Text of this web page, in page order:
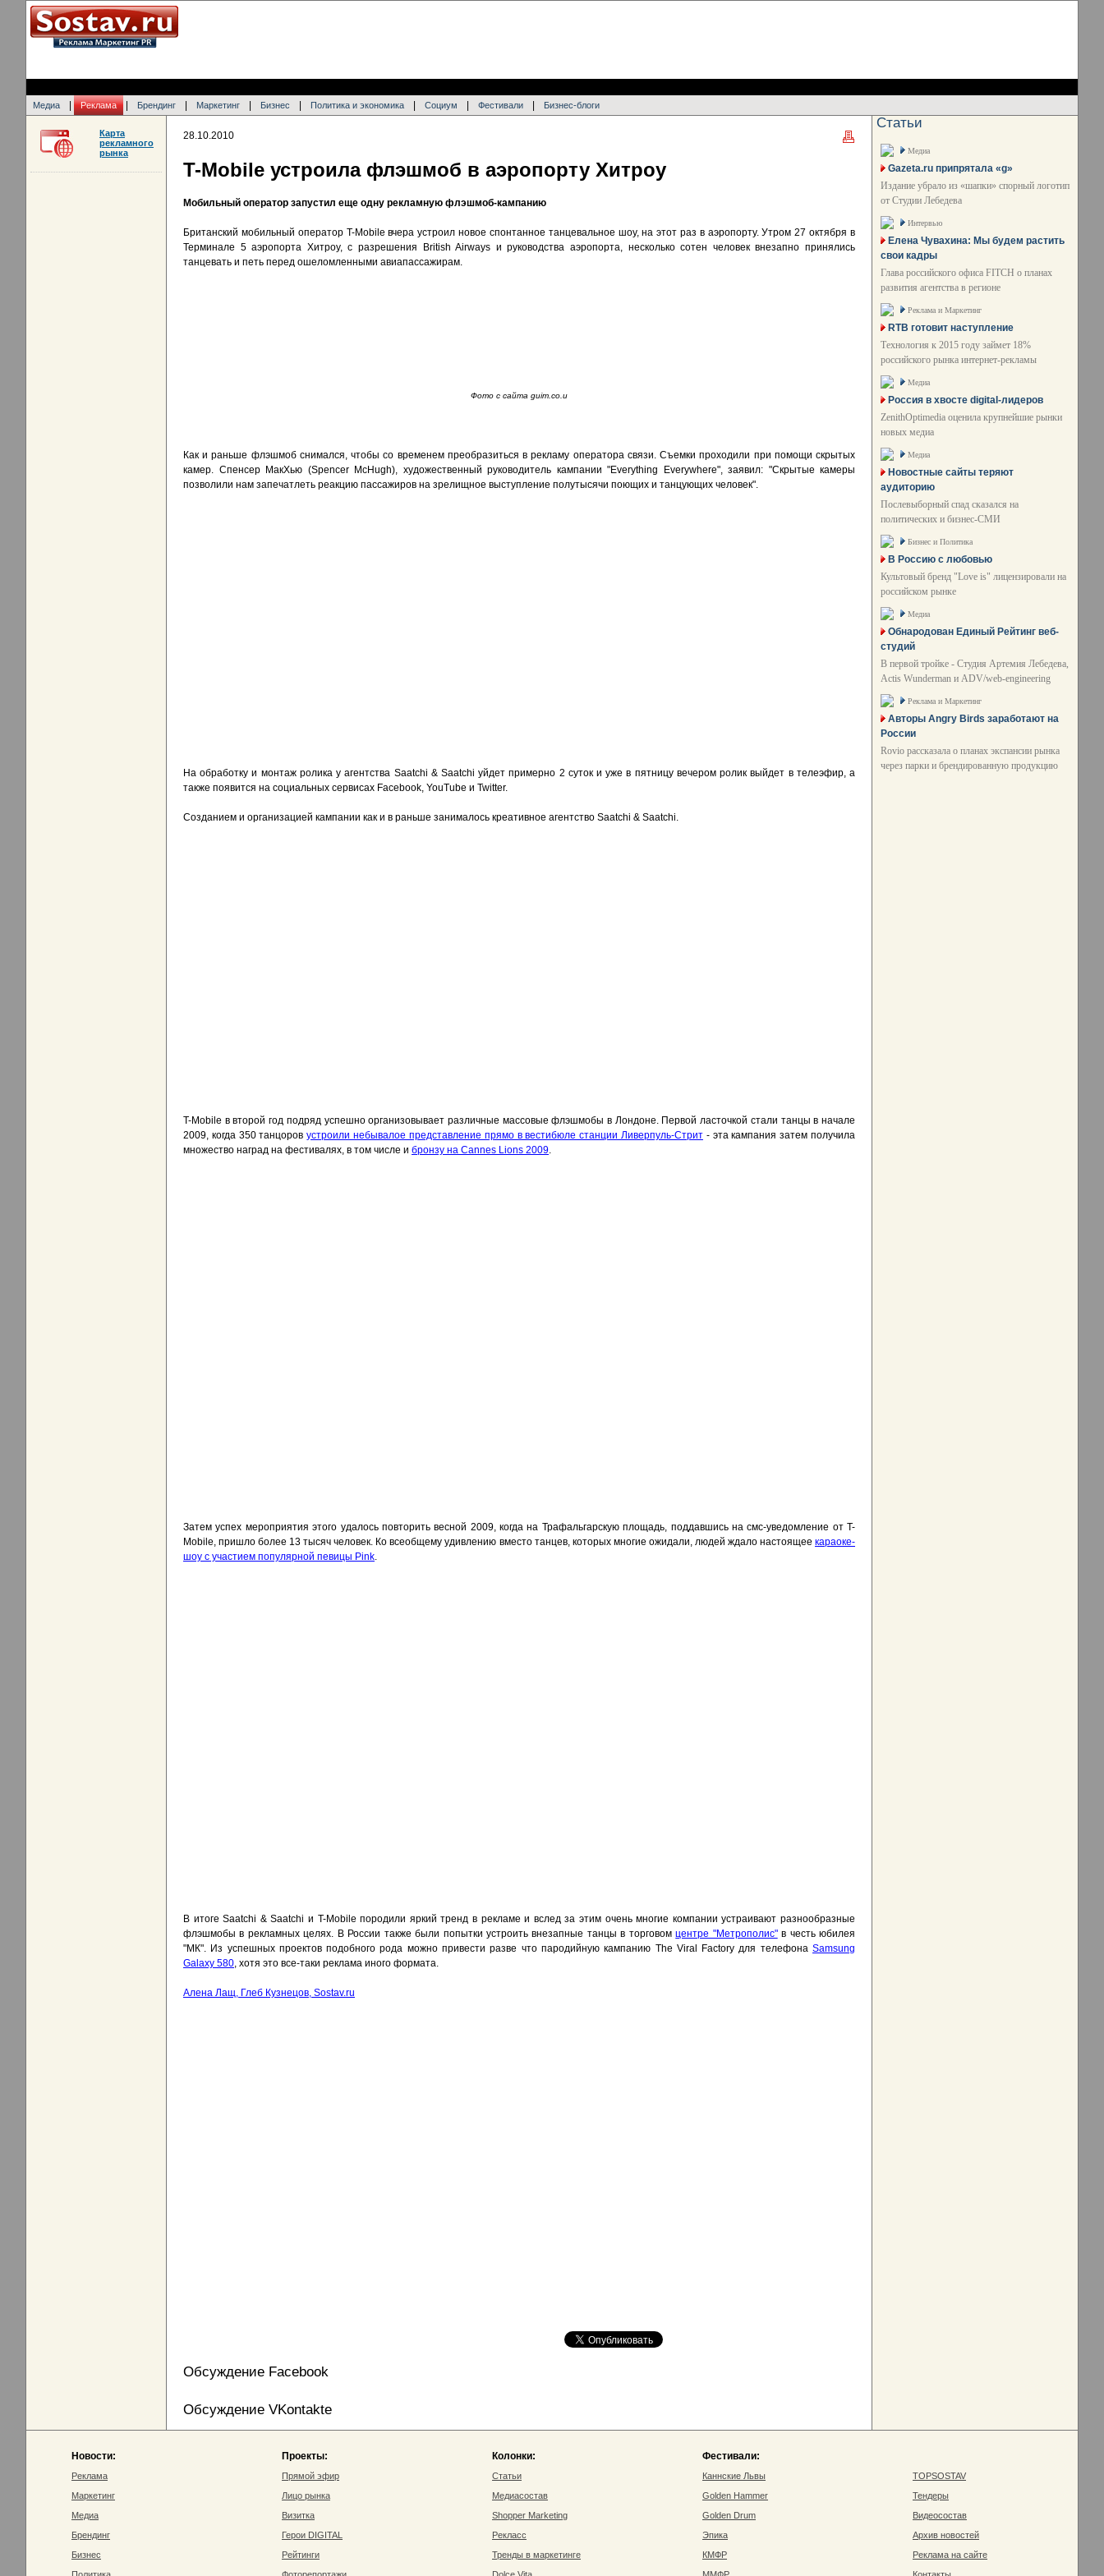
Медиа Реклама Брендинг Маркетинг Бизнес Политика и экономика Социум Фестивали Бизнес-блоги
28.10.2010
T-Mobile устроила флэшмоб в аэропорту Хитроу
Мобильный оператор запустил еще одну рекламную флэшмоб-кампанию
Британский мобильный оператор T-Mobile вчера устроил новое спонтанное танцевальное шоу, на этот раз в аэропорту. Утром 27 октября в
Терминале 5 аэропорта Хитроу, с разрешения British Airways и руководства аэропорта, несколько сотен человек внезапно принялись
танцевать и петь перед ошеломленными авиапассажирам.
Фото с сайта guim.co.u
Как и раньше флэшмоб снимался, чтобы со временем преобразиться в рекламу оператора связи. Съемки проходили при помощи скрытых
камер. Спенсер МакХью (Spencer McHugh), художественный руководитель кампании "Everything Everywhere", заявил: "Скрытые камеры
позволили нам запечатлеть реакцию пассажиров на зрелищное выступление полутысячи поющих и танцующих человек".
На обработку и монтаж ролика у агентства Saatchi & Saatchi уйдет примерно 2 суток и уже в пятницу вечером ролик выйдет в телеэфир, а
также появится на социальных сервисах Facebook, YouTube и Twitter.
Созданием и организацией кампании как и в раньше занималось креативное агентство Saatchi & Saatchi.
T-Mobile в второй год подряд успешно организовывает различные массовые флэшмобы в Лондоне. Первой ласточкой стали танцы в начале
2009, когда 350 танцоровустроили небывалое представление прямо в вестибюле станции Ливерпуль-Стрит- эта кампания затем получила
множество наград на фестивалях, в том числе и бронзу на Cannes Lions 2009.
Затем успех мероприятия этого удалось повторить весной 2009, когда на Трафальгарскую площадь, поддавшись на смс-уведомление от T-
Mobile, пришло более 13 тысяч человек. Ко всеобщему удивлению вместо танцев, которых многие ожидали, людей ждало настоящее караоке-
шоу с участием популярной певицы Pink.
В итоге Saatchi & Saatchi и T-Mobile породили яркий тренд в рекламе и вслед за этим очень многие компании устраивают разнообразные
флэшмобы в рекламных целях. В России также были попытки устроить внезапные танцы в торговомцентре "Метрополис"в честь юбилея
"МК". Из успешных проектов подобного рода можно привести разве что пародийную кампанию The Viral Factory для телефона Samsung
Galaxy 580, хотя это все-таки реклама иного формата.
Алена Лащ, Глеб Кузнецов, Sostav.ru
Обсуждение Facebook
Обсуждение VKontakte
Карта
рекламного
рынка
Статьи
Медиа
Gazeta.ru припрятала «g»
Издание убрало из «шапки» спорный логотип
от Студии Лебедева
Интервью
Елена Чувахина: Мы будем растить
свои кадры
Глава российского офиса FITCH о планах
развития агентства в регионе
Реклама и Маркетинг
RTB готовит наступление
Технология к 2015 году займет 18%
российского рынка интернет-рекламы
Медиа
Россия в хвосте digital-лидеров
ZenithOptimedia оценила крупнейшие рынки
новых медиа
Медиа
Новостные сайты теряют
аудиторию
Послевыборный спад сказался на
политических и бизнес-СМИ
Бизнес и Политика
В Россию с любовью
Культовый бренд "Love is" лицензировали на
российском рынке
Медиа
Обнародован Единый Рейтинг веб-
студий
В первой тройке - Студия Артемия Лебедева,
Actis Wunderman и ADV/web-engineering
Реклама и Маркетинг
Авторы Angry Birds заработают на
России
Rovio рассказала о планах экспансии рынка
через парки и брендированную продукцию
Новости:
Реклама
Маркетинг
Медиа
Брендинг
Бизнес
Проекты:
Прямой эфир
Лицо рынка
Визитка
Герои DIGITAL
Рейтинги
Колонки:
Статьи
Медиасостав
Shopper Marketing
Рекласс
Тренды в маркетинге
Фестивали:
Каннские Львы
Golden Hammer
Golden Drum
Эпика
КМФР
TOPSOSTAV
Тендеры
Видеосостав
Архив новостей
Реклама на сайте